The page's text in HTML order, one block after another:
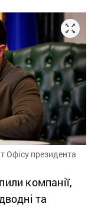
Офісу президента
компанії,
та